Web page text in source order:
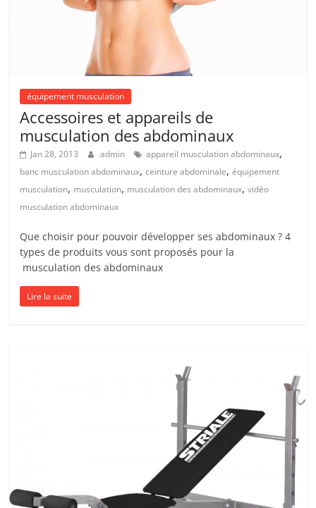
équipement musculation
Accessoires et appareils de
musculation des abdominaux
Jan 28, 2013 admin appareil musculation abdominaux,
banc musculation abdominaux,ceinture abdominale,équipement
musculation, musculation, musculation des abdominaux,vidéo
musculation abdominaux
Que choisir pour pouvoir développer ses abdominaux ? 4
types de produits vous sont proposés pour la
musculation des abdominaux
Lire la suite